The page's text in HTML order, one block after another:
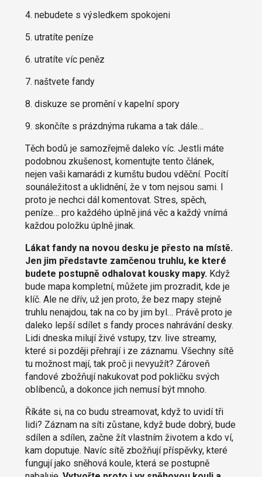
4. nebudete s výsledkem spokojeni
5. utratíte peníze
6. utratíte víc peněz
7. naštvete fandy
8. diskuze se promění v kapelní spory
9. skončíte s prázdnýma rukama a tak dále…
Těch bodů je samozřejmě daleko víc. Jestli máte
podobnou zkušenost, komentujte tento článek,
nejen vaši kamarádi z kumštu budou vděční. Pocítí
sounáležitost a uklidnění, že v tom nejsou sami. I
proto je nechci dál komentovat. Stres, spěch,
peníze… pro každého úplně jiná věc a každý vnímá
každou položku úplně jinak.
Lákat fandy na novou desku je přesto na místě.
Jen jim představte zamčenou truhlu, ke které
budete postupně odhalovat kousky mapy. Když
bude mapa kompletní, můžete jim prozradit, kde je
klíč. Ale ne dřív, už jen proto, že bez mapy stejně
truhlu nenajdou, tak na co by jim byl… Právě proto je
daleko lepší sdílet s fandy proces nahrávání desky.
Lidi dneska milují živé vstupy, tzv. live streamy,
které si později přehrají i ze záznamu. Všechny sítě
tu možnost mají, tak proč ji nevyužít? Zároveň
fandové zbožňují nakukovat pod pokličku svých
oblíbenců, a dokonce jich nemusí být mnoho.
Říkáte si, na co budu streamovat, když to uvidí tři
lidi? Záznam na síti zůstane, když bude dobrý, bude
sdílen a sdílen, začne žít vlastním životem a kdo ví,
kam doputuje. Navíc sítě zbožňují příspěvky, které
fungují jako sněhová koule, která se postupně